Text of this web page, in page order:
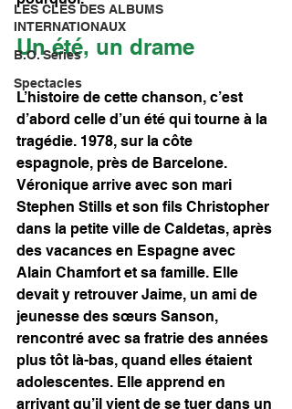
LES CLÉS DES ALBUMS
INTERNATIONAUX
B.O. Séries
Spectacles
Un été, un drame
L’histoire de cette chanson, c’est
d’abord celle d’un été qui tourne à la
tragédie. 1978, sur la côte
espagnole, près de Barcelone.
Véronique arrive avec son mari
Stephen Stills et son fils Christopher
dans la petite ville de Caldetas, après
des vacances en Espagne avec
Alain Chamfort et sa famille. Elle
devait y retrouver Jaime, un ami de
jeunesse des sœurs Sanson,
rencontré avec sa fratrie des années
plus tôt là-bas, quand elles étaient
adolescentes. Elle apprend en
arrivant qu’il vient de se tuer dans un